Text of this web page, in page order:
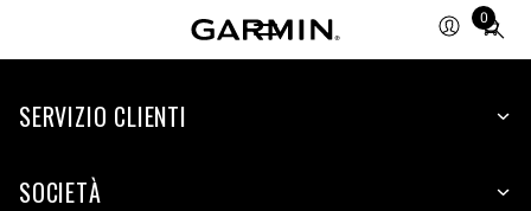
0
Total
SERVIZIO CLIENTI
SOCIETÀ